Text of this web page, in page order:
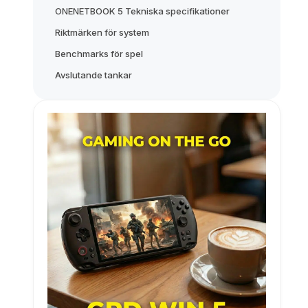
ONENETBOOK 5 Tekniska specifikationer
Riktmärken för system
Benchmarks för spel
Avslutande tankar